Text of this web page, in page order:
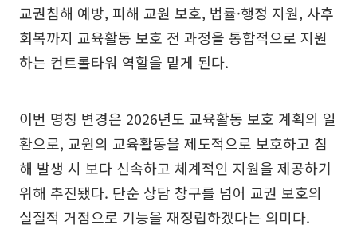
교권침해 예방, 피해 교원 보호, 법률·행정 지원, 사후
회복까지 교육활동 보호 전 과정을 통합적으로 지원
하는 컨트롤타워 역할을 맡게 된다.
이번 명칭 변경은 2026년도 교육활동 보호 계획의 일
환으로, 교원의 교육활동을 제도적으로 보호하고 침
해 발생 시 보다 신속하고 체계적인 지원을 제공하기
위해 추진됐다. 단순 상담 창구를 넘어 교권 보호의
실질적 거점으로 기능을 재정립하겠다는 의미다.